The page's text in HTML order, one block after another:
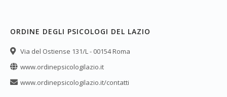
ORDINE DEGLI PSICOLOGI DEL LAZIO
Via del Ostiense 131/L - 00154 Roma
www.ordinepsicologilazio.it
www.ordinepsicologilazio.it/contatti